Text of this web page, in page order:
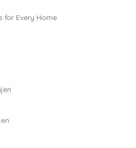
for Every Home